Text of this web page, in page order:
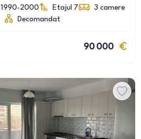
1990-2000 Etajul 7 3 camere
Decomandat
90 000